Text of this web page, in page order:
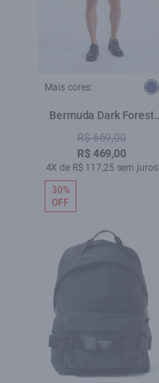
Mais cores:
Bermuda Dark Forest
Hawaii Lav.Escuro
R$ 669,00
R$ 469,00
4X de R$ 117,25 sem juros
30%
OFF